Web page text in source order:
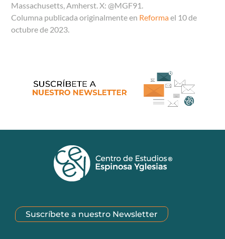
Massachusetts, Amherst. X: @MGF91.
Columna publicada originalmente en Reformael 10 de
octubre de 2023.
Suscríbete a nuestro Newsletter